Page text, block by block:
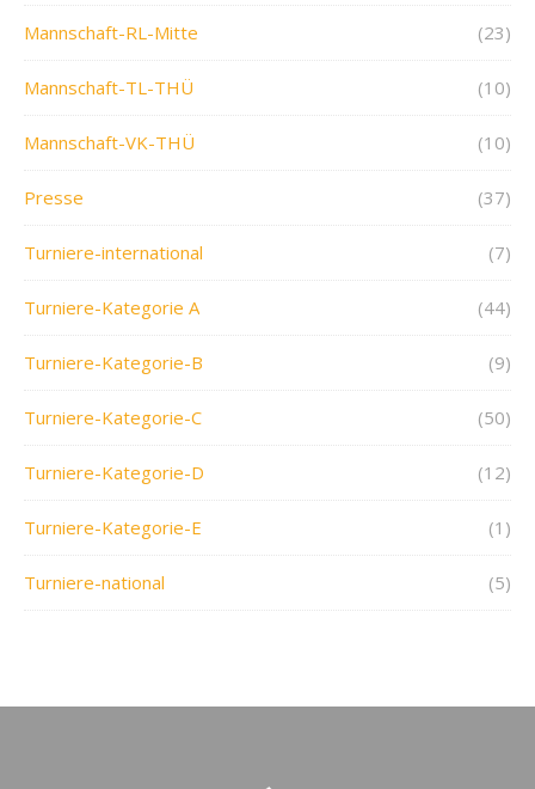
Mannschaft-RL-Mitte (23)
Mannschaft-TL-THÜ (10)
Mannschaft-VK-THÜ (10)
Presse (37)
Turniere-international (7)
Turniere-Kategorie A (44)
Turniere-Kategorie-B (9)
Turniere-Kategorie-C (50)
Turniere-Kategorie-D (12)
Turniere-Kategorie-E (1)
Turniere-national (5)